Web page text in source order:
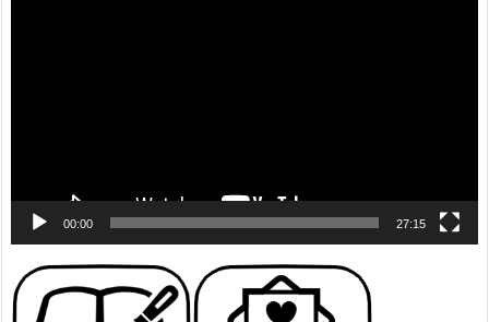
00:00 27:15